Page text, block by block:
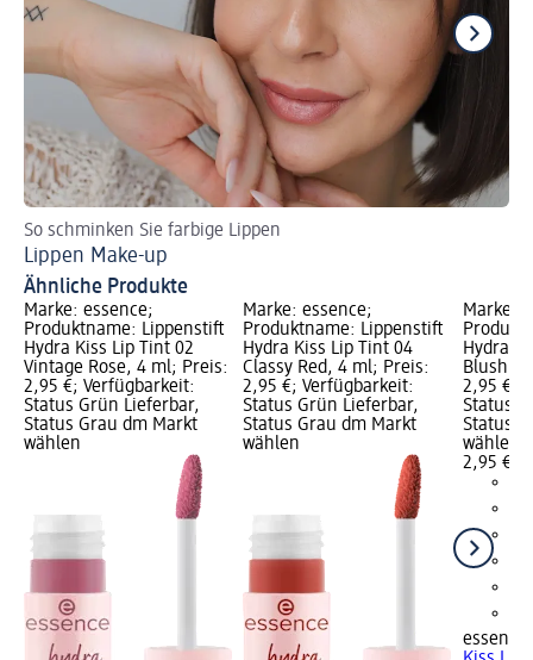
So schminken Sie farbige Lippen
Lippen Make-up
Ähnliche Produkte
Marke: essence;
Produktname: Lippenstift
Hydra Kiss Lip Tint 02
Vintage Rose, 4 ml; Preis:
2,95 €; Verfügbarkeit:
Status Grün Lieferbar,
Status Grau dm Markt
wählen
Marke: essence;
Produktname: Lippenstift
Hydra Kiss Lip Tint 04
Classy Red, 4 ml; Preis:
2,95 €; Verfügbarkeit:
Status Grün Lieferbar,
Status Grau dm Markt
wählen
Marke:
Hydra
2,95 €;
Status
Status
wählen
2,95 €
essence